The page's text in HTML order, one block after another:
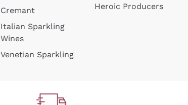
Cremant
Italian Sparkling
Wines
Venetian Sparkling
Heroic Producers